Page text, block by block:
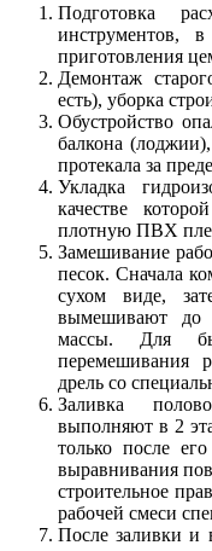
Подготовка
инструментов,
приготовления
Демонтаж
есть), уборка
Обустройство
балкона
протекала за
Укладка
качестве
плотную ПВХ
Замешивание
песок. Сначала
сухом виде,
вымешивают до
массы. Для
перемешивания
дрель со
Заливка
выполняют в 2
только после
выравнивания
строительное
рабочей смеси
После заливки и